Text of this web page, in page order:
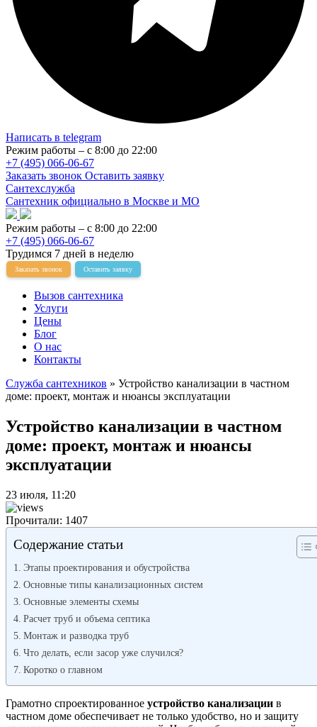
Написать в telegram
Режим работы – с 8:00 до 22:00
+7 (495) 066-06-67
Заказать звонок Оставить заявку
Сантехслужба
Сантехник официально в Москве и МО
Режим работы – с 8:00 до 22:00
+7 (495) 066-06-67
Трудимся 7 дней в неделю
Заказать звонок Оставить заявку
Вызов сантехника
Услуги
Цены
Блог
О нас
Контакты
Служба сантехников » Устройство канализации в частном
доме: проект, монтаж и нюансы эксплуатации
Устройство канализации в частном
доме: проект, монтаж и нюансы
эксплуатации
23 июля, 11:20
Прочитали: 1407
Содержание статьи
Этапы проектирования и обустройства
Основные типы канализационных систем
Основные элементы схемы
Расчет труб и объема септика
Монтаж и разводка труб
Что делать, если засор уже случился?
Коротко о главном
Грамотно спроектированное устройство канализации в
частном доме обеспечивает не только удобство, но и защиту